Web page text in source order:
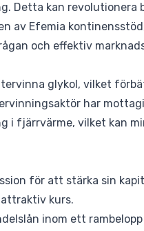
Detta kan revolutionera
av Efemia
och effektiv
glykol, vilket
har
i fjärrvärme, vilket kan
för att stärka sin
kurs.
inom ett